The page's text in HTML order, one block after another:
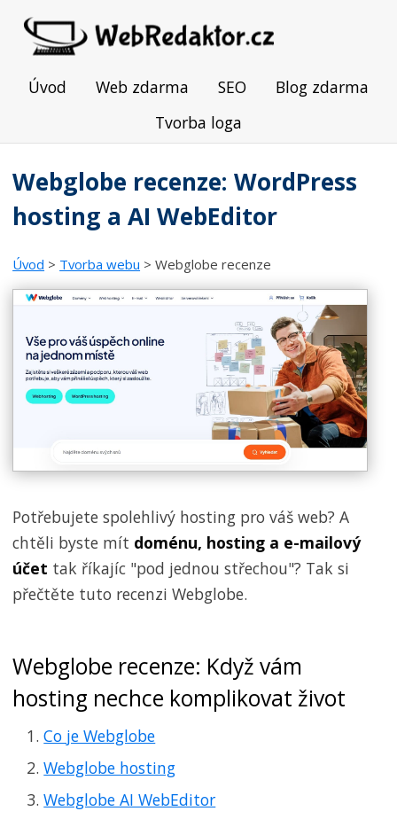
Úvod Web zdarma SEO
Blog zdarma
Tvorba loga
Webglobe recenze: WordPress
hosting a AI WebEditor
Úvod > Tvorba webu > Webglobe recenze
Potřebujete spolehlivý hosting pro váš web? A
chtěli byste mít doménu, hosting a e-mailový
účet tak říkajíc "pod jednou střechou"? Tak si
přečtěte tuto recenzi Webglobe.
Webglobe recenze: Když vám
hosting nechce komplikovat život
Co je Webglobe
Webglobe hosting
Webglobe AI WebEditor